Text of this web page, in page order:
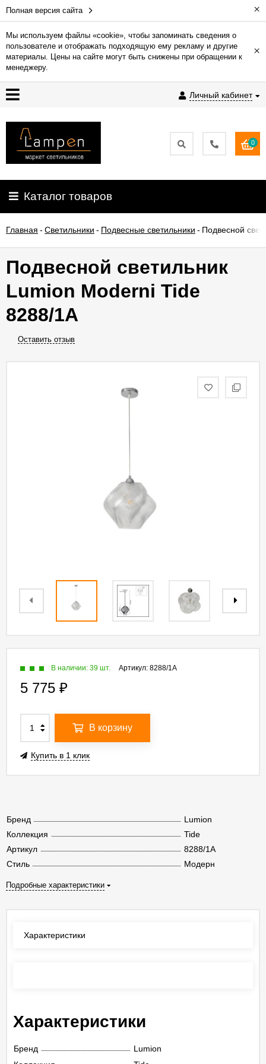
Полная версия сайта ×
Мы используем файлы «cookie», чтобы запоминать сведения о
пользователе и отображать подходящую ему рекламу и другие
материалы. Цены на сайте могут быть снижены при обращении к
менеджеру.
×
Личный кабинет
Гарантия
Доставка
и
Контакты
освещения
О
0
Каталог товаров
Главная - Светильники - Подвесные светильники - Подвесной
Подвесной светильник
Lumion Moderni Tide
8288/1A
Оставить отзыв
Бренд
Lumion
Коллекция
Tide
Артикул
8288/1A
Стиль
Модерн
Подробные характеристики
Артикул: 8288/1A
В наличии: 39 шт.
5 775 ₽
В корзину
Купить в 1 клик
Характеристики
Характеристики
Бренд
Lumion